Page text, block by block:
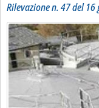
Rilevazione n. 47 del 16